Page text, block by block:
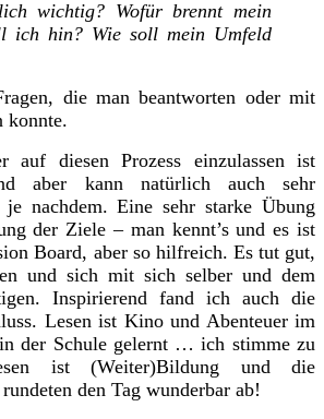
wichtig? Wofür brennt mein
ich hin? Wie soll mein Umfeld
die man beantworten oder mit
konnte.
auf diesen Prozess einzulassen ist
aber kann natürlich auch sehr
nachdem. Eine sehr starke Übung
der Ziele – man kennt’s und es ist
Board, aber so hilfreich. Es tut gut,
und sich mit sich selber und dem
Inspirierend fand ich auch die
Lesen ist Kino und Abenteuer im
der Schule gelernt … ich stimme zu
ist (Weiter)Bildung und die
den Tag wunderbar ab!